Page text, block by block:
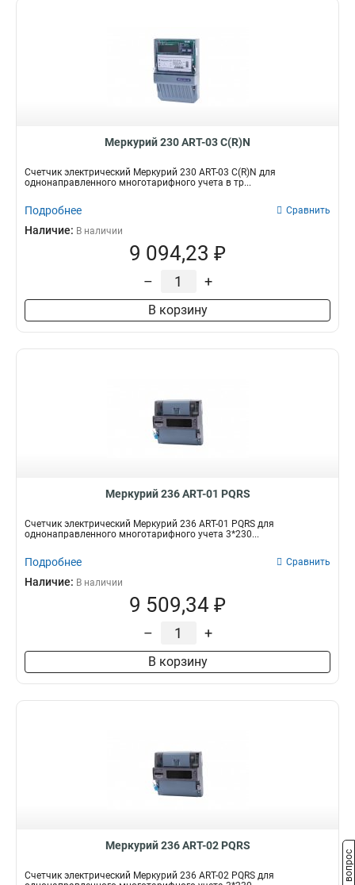
Меркурий 230 АRT-03 С(R)N
Счетчик электрический Меркурий 230 АRT-03 С(R)N для
однонаправленного многотарифного учета в тр...
Подробнее Сравнить
Наличие: В наличии
9 094,23 ₽
– +
В корзину
Меркурий 236 АRT-01 PQRS
Счетчик электрический Меркурий 236 АRT-01 PQRS для
однонаправленного многотарифного учета 3*230...
Подробнее Сравнить
Наличие: В наличии
9 509,34 ₽
– +
В корзину
Меркурий 236 АRT-02 PQRS
Счетчик электрический Меркурий 236 АRT-02 PQRS для